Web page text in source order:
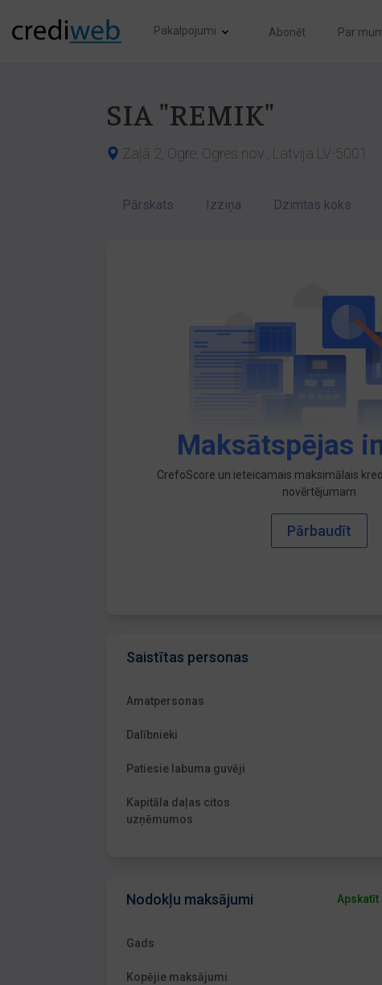
Pakalpojumi Abonēt Par
SIA "REMIK"
Zaļā 2, Ogre, Ogres nov., Latvija LV-5001
Pārskats Izziņa Dzimtas koks
Maksātspējas
CrefoScore un ieteicamais maksimālais
novērtējumam
Pārbaudīt
Saistītas personas
Amatpersonas
Dalībnieki
Patiesie labuma guvēji
Kapitāla daļas citos
uzņēmumos
Nodokļu maksājumi
Gads
Kopējie maksājumi